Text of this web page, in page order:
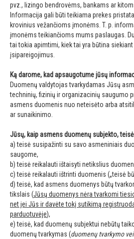
pvz., lizingo bendrovėms, bankams ar
Informacija gali būti teikiama prekes
krovinius vežančioms įmonėms. T. p.
įmonėms teikiančioms mums paslaugas.
tai tokia apimtimi, kiek tai yra būtina
įsipareigojimus.
Ką darome, kad apsaugotume jūsų
Duomenų valdytojas tvarkydamas Jūsų
techninių, fizinių ir organizacinių saugumo
asmens duomenis nuo neteisėto arba
ar sunaikinimo.
Jūsų, kaip asmens duomenų subjekto,
a) teisė susipažinti su savo asmeniniais
saugome,
b) teisė reikalauti ištaisyti netikslius
c) teisė reikalauti ištrinti duomenis („teisė
d) teisė, kad asmens duomenys būtų
tikslais (Jūsų duomenys nėra tvarkomi
net jei Jūs ir davėte tokį sutikimą
parduotuvėje),
e) teisė, kad duomenų subjektui nebūtų
duomenų tvarkymas (duomenų tvarkymo